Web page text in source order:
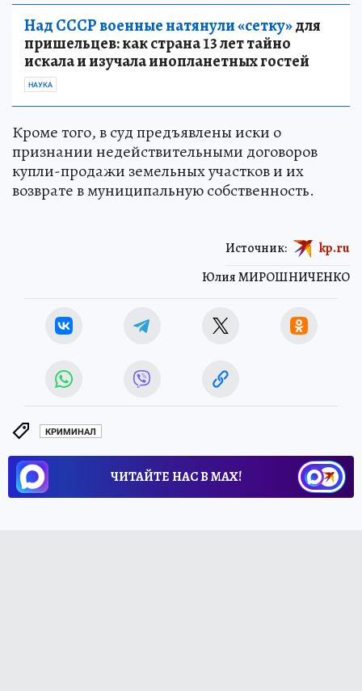
Над СССР военные натянули «сетку»для
пришельцев: как страна 13 лет тайно
искала и изучала инопланетных гостей
НАУКА
Кроме того, в суд предъявлены иски о
признании недействительными договоров
купли-продажи земельных участков и их
возврате в муниципальную собственность.
Юлия МИРОШНИЧЕНКО
Источник: kp.ru
КРИМИНАЛ
ЧИТАЙТЕ НАС В МАХ!